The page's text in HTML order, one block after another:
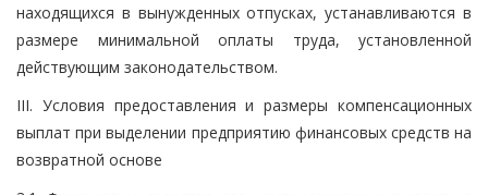
находящихся в вынужденных отпусках, устанавливаются в
размере минимальной оплаты труда, установленной
действующим законодательством.
III. Условия предоставления и размеры компенсационных
выплат при выделении предприятию финансовых средств на
возвратной основе